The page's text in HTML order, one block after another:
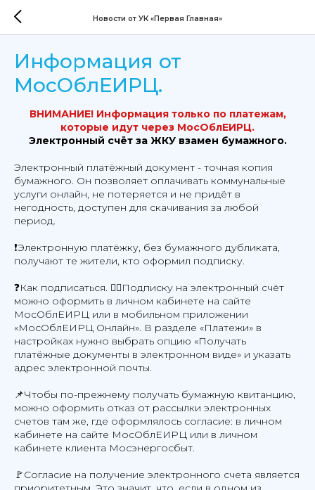
Новости от УК «Первая Главная»
Информация от
МосОблЕИРЦ.
ВНИМАНИЕ! Информация только по платежам,
которые идут через МосОблЕИРЦ.
Электронный счёт за ЖКУ взамен бумажного.
Электронный платёжный документ - точная копия
бумажного. Он позволяет оплачивать коммунальные
услуги онлайн, не потеряется и не придёт в
негодность, доступен для скачивания за любой
период.
❗Электронную платёжку, без бумажного дубликата,
получают те жители, кто оформил подписку.
❓Как подписаться. 👉🏻Подписку на электронный счёт
можно оформить в личном кабинете на сайте
МосОблЕИРЦ или в мобильном приложении
«МосОблЕИРЦ Онлайн». В разделе «Платежи» в
настройках нужно выбрать опцию «Получать
платёжные документы в электронном виде» и указать
адрес электронной почты.
📌Чтобы по-прежнему получать бумажную квитанцию,
можно оформить отказ от рассылки электронных
счетов там же, где оформлялось согласие: в личном
кабинете на сайте МосОблЕИРЦ или в личном
кабинете клиента Мосэнергосбыт.
🚩Согласие на получение электронного счета является